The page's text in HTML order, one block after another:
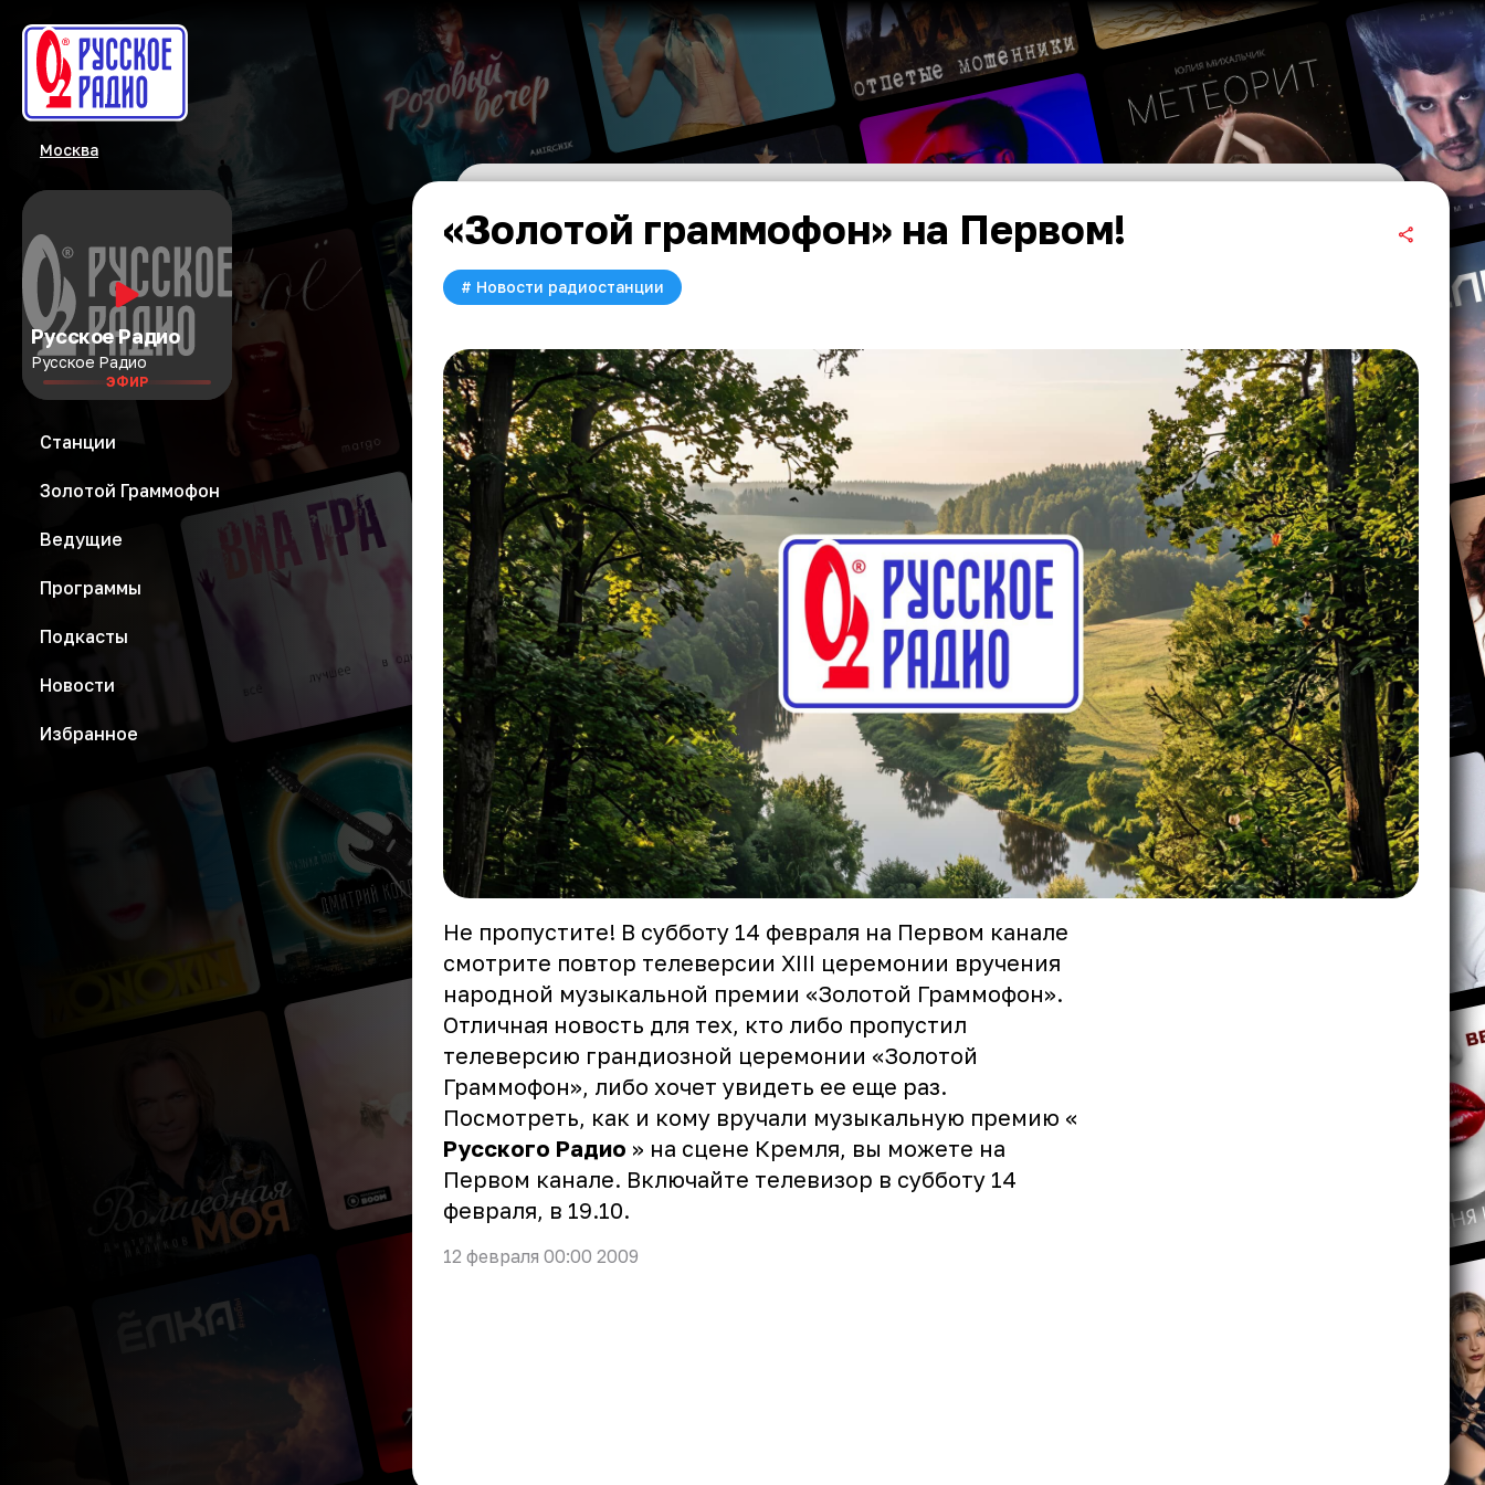
Москва
Русское Радио
Русское Радио
ЭФИР
Станции
Золотой Граммофон
Ведущие
Программы
Подкасты
Новости
Избранное
«Золотой граммофон» на Первом!
# Новости радиостанции
Не пропустите! В субботу 14 февраля на Первом канале
смотрите повтор телеверсии XIII церемонии вручения
народной музыкальной премии «Золотой Граммофон».
Отличная новость для тех, кто либо пропустил
телеверсию грандиозной церемонии «Золотой
Граммофон», либо хочет увидеть ее еще раз.
Посмотреть, как и кому вручали музыкальную премию «
Русского Радио » на сцене Кремля, вы можете на
Первом канале. Включайте телевизор в субботу 14
февраля, в 19.10.
12 февраля 00:00 2009